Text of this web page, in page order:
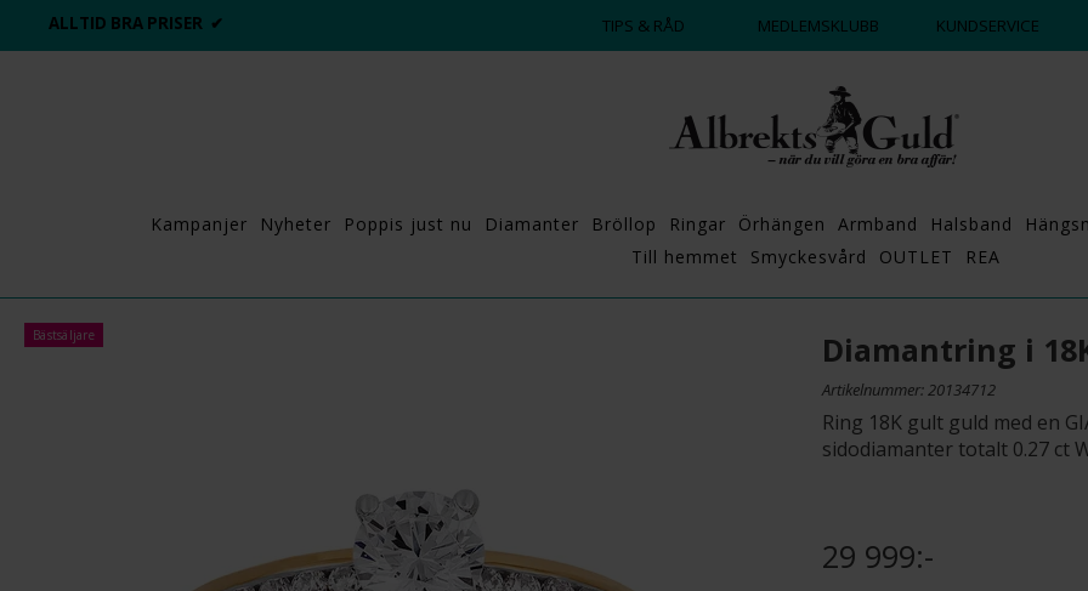
ALLTID BRA PRISER ✔ DAGS ATT POPPA?
TIPS & RÅD MEDLEMSKLUBB KUNDSERVICE
Kampanjer Nyheter Poppis just nu Diamanter Bröllop Ringar Örhängen Armband Halsband
Till hemmet
Smyckesvård OUTLET REA
Bästsäljare Diamantring i
Artikelnummer: 20134712
Ring 18K gult guld med en
sidodiamanter totalt 0.27 ct
29 999:-